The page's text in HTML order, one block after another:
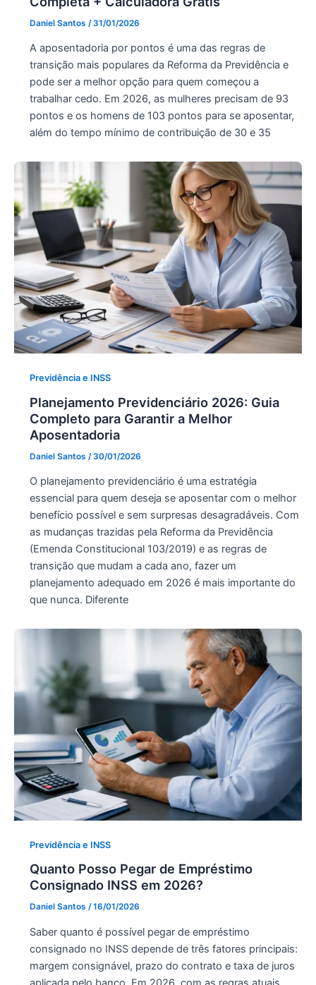
Daniel Santos /31/01/2026
A aposentadoria por pontos é uma das regras de
transição mais populares da Reforma da Previdência e
pode ser a melhor opção para quem começou a
trabalhar cedo. Em 2026, as mulheres precisam de 93
pontos e os homens de 103 pontos para se aposentar,
além do tempo mínimo de contribuição de 30 e 35
Previdência e INSS
Planejamento Previdenciário 2026: Guia
Completo para Garantir a Melhor
Aposentadoria
Daniel Santos /30/01/2026
O planejamento previdenciário é uma estratégia
essencial para quem deseja se aposentar com o melhor
benefício possível e sem surpresas desagradáveis. Com
as mudanças trazidas pela Reforma da Previdência
(Emenda Constitucional 103/2019) e as regras de
transição que mudam a cada ano, fazer um
planejamento adequado em 2026 é mais importante do
que nunca. Diferente
Previdência e INSS
Quanto Posso Pegar de Empréstimo
Consignado INSS em 2026?
Daniel Santos /16/01/2026
Saber quanto é possível pegar de empréstimo
consignado no INSS depende de três fatores principais:
margem consignável, prazo do contrato e taxa de juros